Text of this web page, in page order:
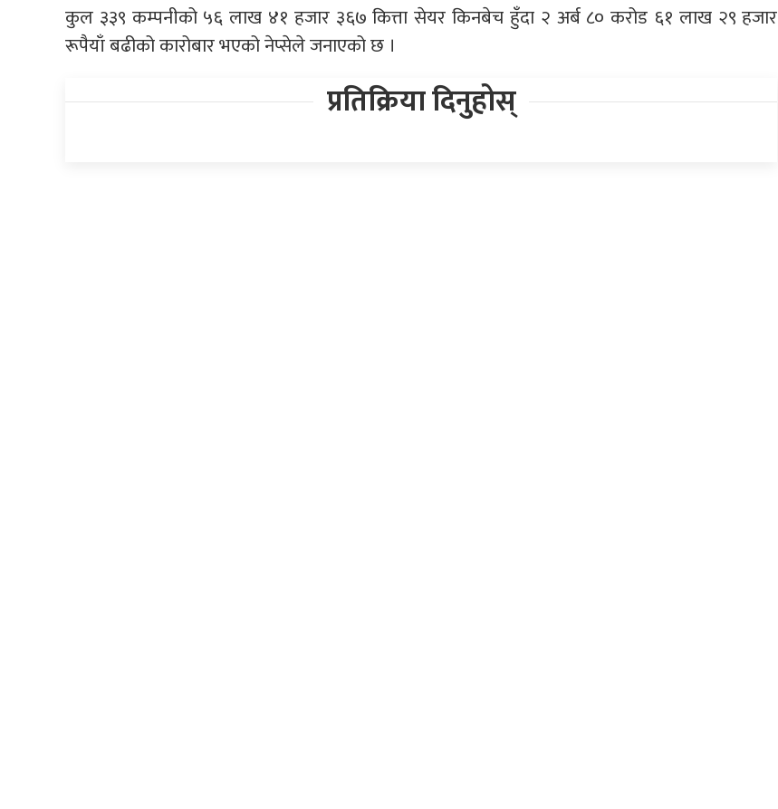
कुल ३३९ कम्पनीको ५६ लाख ४१ हजार ३६७ कित्ता सेयर किनबेच हुँदा २ अर्ब ८० करोड ६१ लाख २९ हजार
रूपैयाँ बढीको कारोबार भएको नेप्सेले जनाएको छ ।
प्रतिक्रिया दिनुहोस्